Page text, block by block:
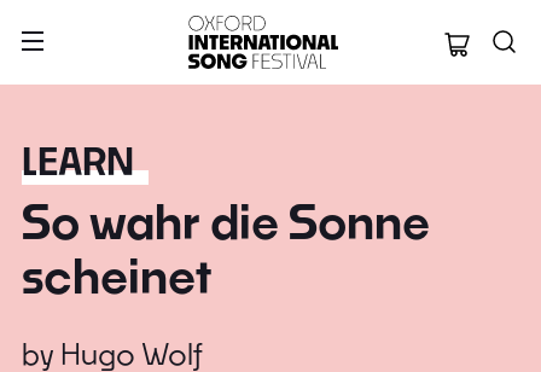
Oxford
LEARN
So wahr die Sonne
scheinet
by Hugo Wolf